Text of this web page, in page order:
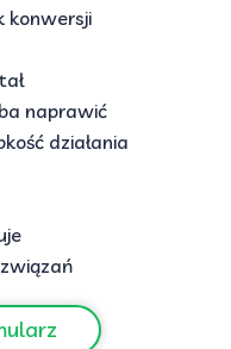
konwersji
naprawić
działania